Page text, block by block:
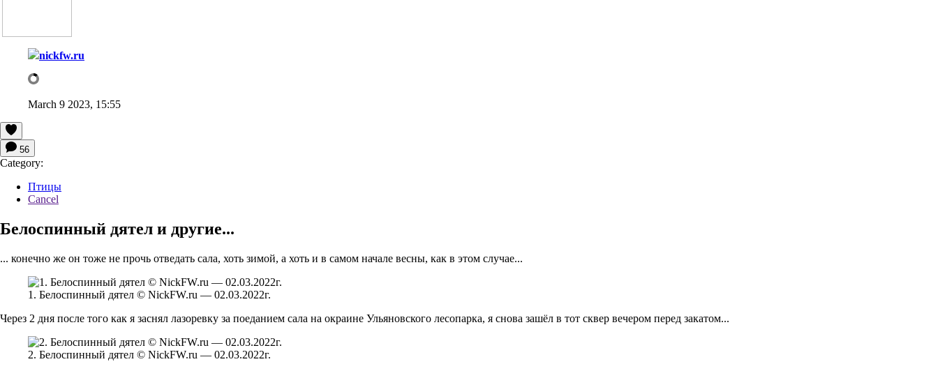
nickfw.ru
March 9 2023, 15:55
56
Category:
Птицы
Cancel
Белоспинный дятел и другие...
... конечно же он тоже не прочь отведать сала, хоть зимой, а хоть и в самом начале весны, как в этом случае...
1. Белоспинный дятел © NickFW.ru — 02.03.2022г.
Через 2 дня после того как я заснял лазоревку за поеданием сала на окраине Ульяновского лесопарка, я снова зашёл в тот сквер вечером перед закатом...
2. Белоспинный дятел © NickFW.ru — 02.03.2022г.